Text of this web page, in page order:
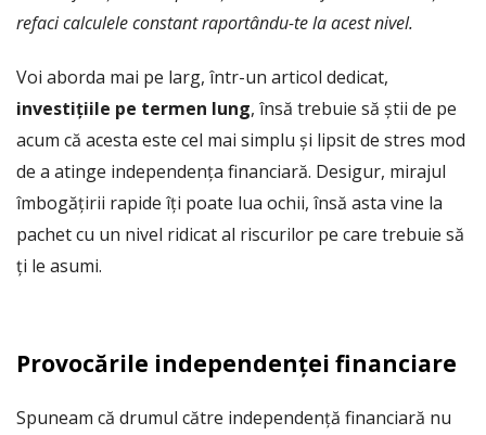
refaci calculele constant raportându-te la acest nivel.
Voi aborda mai pe larg, într-un articol dedicat,
investițiile pe termen lung, însă trebuie să știi de pe
acum că acesta este cel mai simplu și lipsit de stres mod
de a atinge independența financiară. Desigur, mirajul
îmbogățirii rapide îți poate lua ochii, însă asta vine la
pachet cu un nivel ridicat al riscurilor pe care trebuie să
ți le asumi.
Provocările independenței financiare
Spuneam că drumul către independență financiară nu